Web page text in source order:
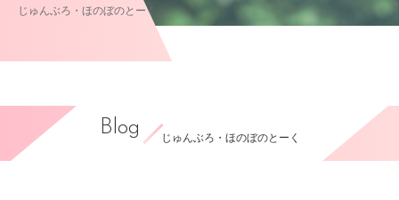
じゅんぶろ・ほのぼのとーく
Blog
じゅんぶろ・ほのぼのとーく